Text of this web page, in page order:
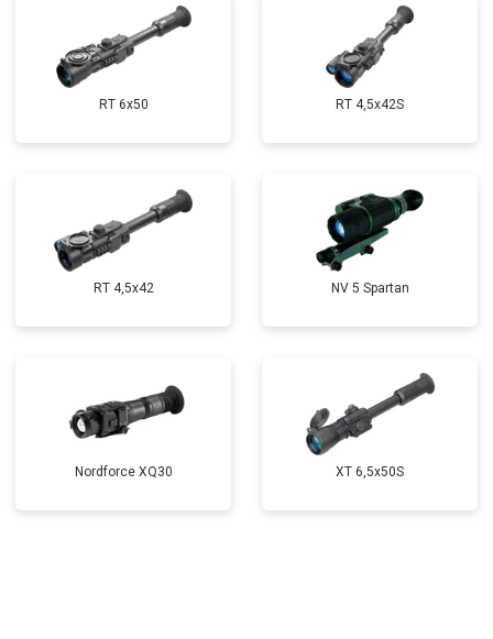
RT 6x50 RT 4,5х42S
RT 4,5х42 NV 5 Spartan
Nordforce XQ30 XT 6,5x50S